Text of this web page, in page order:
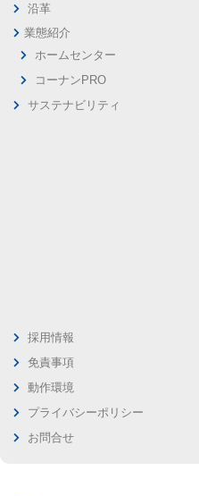
沿革
業態紹介
ホームセンター
コーナンPRO
サステナビリティ
採用情報
免責事項
動作環境
プライバシーポリシー
お問合せ